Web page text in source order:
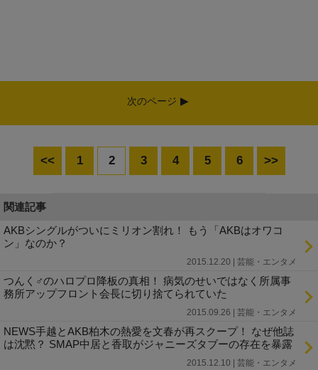
次のページ
<< 1 2 3 4 5 6 >>
関連記事
AKBシングルがついにミリオン割れ！ もう「AKBはオワコ
ン」なのか？
2015.12.20 | 芸能・エンタメ
つんく♂のハロプロ降板の真相！ 病気のせいではなく所属事
務所アップフロント会長に切り捨てられていた
2015.09.26 | 芸能・エンタメ
NEWS手越とAKB柏木の熱愛を文春が再スクープ！ なぜ他誌
は沈黙？ SMAP中居と香取がジャニーズタブーの存在を暴露
2015.12.10 | 芸能・エンタメ